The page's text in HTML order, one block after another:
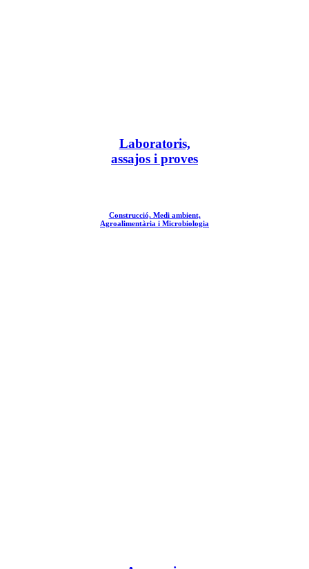
Laboratoris,
assajos i proves
Construcció, Medi ambient,
Agroalimentària i Microbiologia